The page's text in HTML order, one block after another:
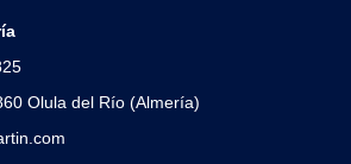
Olula del Río (Almería)